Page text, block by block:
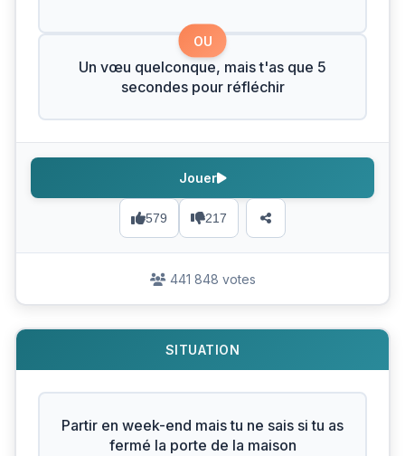
OU
Un vœu quelconque, mais t'as que 5
secondes pour réfléchir
579 217
Jouer
441 848 votes
SITUATION
Partir en week-end mais tu ne sais si tu as
fermé la porte de la maison